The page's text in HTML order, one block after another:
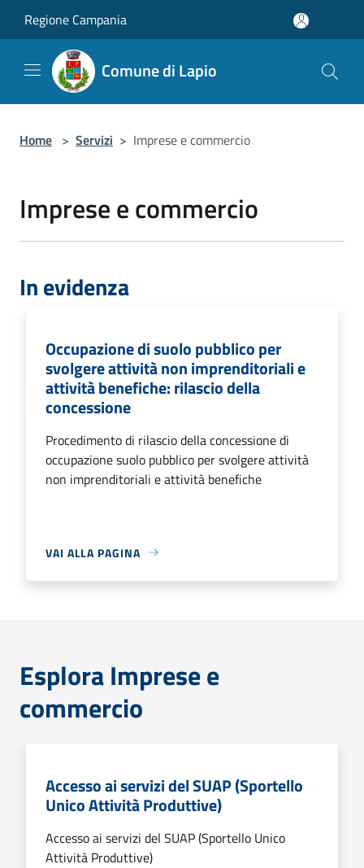
Regione Campania
Comune di Lapio
Home > Servizi > Imprese e commercio
Imprese e commercio
In evidenza
Occupazione di suolo pubblico per
svolgere attività non imprenditoriali e
attività benefiche: rilascio della
concessione
Procedimento di rilascio della concessione di
occupazione suolo pubblico per svolgere attività
non imprenditoriali e attività benefiche
VAI ALLA PAGINA
Esplora Imprese e
commercio
Accesso ai servizi del SUAP (Sportello
Unico Attività Produttive)
Accesso ai servizi del SUAP (Sportello Unico
Attività Produttive)